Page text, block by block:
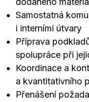
Samostatná
i interními útvary
Příprava
spolupráce při
Koordinace a
a kvantitativního
Přenášení